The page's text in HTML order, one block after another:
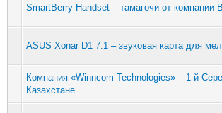
SmartBerry Handset – тамагочи от компании
ASUS Xonar D1 7.1 – звуковая карта для
Компания «Winncom Technologies» – 1-й
Казахстане